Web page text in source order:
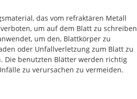
das vom refraktären Metall
um auf dem Blatt zu schreiben
um den, Blattkörper zu
oder Unfallverletzung zum Blatt zu
Die benutzten Blätter werden richtig
zu verursachen zu vermeiden.